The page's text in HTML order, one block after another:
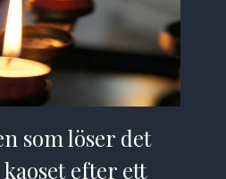
som löser det
efter ett